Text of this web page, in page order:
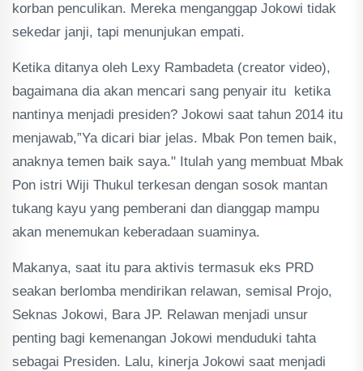
korban penculikan. Mereka menganggap Jokowi tidak
sekedar janji, tapi menunjukan empati.
Ketika ditanya oleh Lexy Rambadeta (creator video),
bagaimana dia akan mencari sang penyair itu ketika
nantinya menjadi presiden? Jokowi saat tahun 2014 itu
menjawab,”Ya dicari biar jelas. Mbak Pon temen baik,
anaknya temen baik saya." Itulah yang membuat Mbak
Pon istri Wiji Thukul terkesan dengan sosok mantan
tukang kayu yang pemberani dan dianggap mampu
akan menemukan keberadaan suaminya.
Makanya, saat itu para aktivis termasuk eks PRD
seakan berlomba mendirikan relawan, semisal Projo,
Seknas Jokowi, Bara JP. Relawan menjadi unsur
penting bagi kemenangan Jokowi menduduki tahta
sebagai Presiden. Lalu, kinerja Jokowi saat menjadi